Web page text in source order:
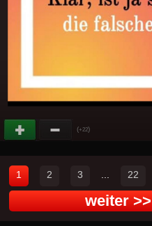
(+22)
1 2 3 22
weiter >>